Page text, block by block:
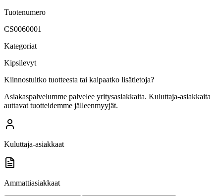
Tuotenumero
CS0060001
Kategoriat
Kipsilevyt
Kiinnostuitko tuotteesta tai kaipaatko lisätietoja?
Asiakaspalvelumme palvelee yritysasiakkaita. Kuluttaja-asiakkaita
auttavat tuotteidemme jälleenmyyjät.
Kuluttaja-asiakkaat
Ammattiasiakkaat